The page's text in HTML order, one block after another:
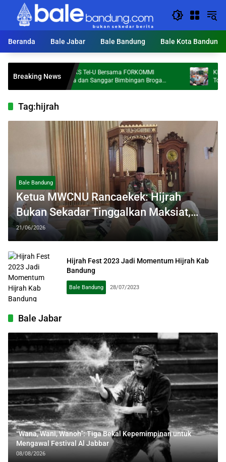
Langsung
konten
Beranda
Bale Jabar Bale Bandung Bale Kota Bandung
Breaking News
Dosen FKS Tel-U Bersama FORKOMMI
Malaysia dan Sanggar Bimbingan Broga
Perkuat Kolaborasi Internasional melalui
KDS
Ton
Tag:hijrah
Bale Bandung
Ketua MWCNU Rancaekek: Hijrah
Bukan Sekadar Tinggalkan Maksiat,
Tapi Juga Terus Tingkatkan Iman dan
Takwa
21/06/2026
Hijrah Fest 2023 Jadi Momentum Hijrah Kab
Bandung
Bale Bandung 28/07/2023
Bale Jabar
“Wana, Wani, Wanoh”: Tiga Bekal Kepemimpinan untuk
Mengawal Festival Al Jabbar
08/08/2026